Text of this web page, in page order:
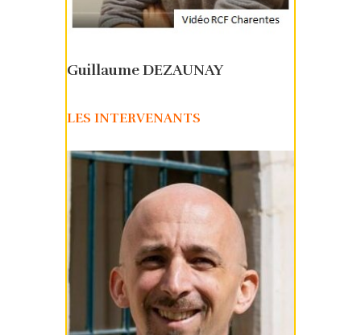
Guillaume DEZAUNAY
LES INTERVENANTS